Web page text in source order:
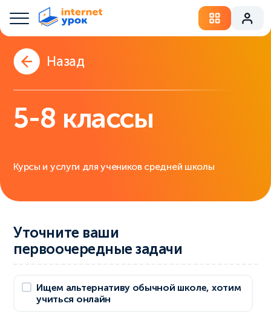
Назад
5-8 классы
Курсы и услуги для учеников средней школы
Уточните ваши
первоочередные задачи
Ищем альтернативу обычной школе, хотим
учиться онлайн